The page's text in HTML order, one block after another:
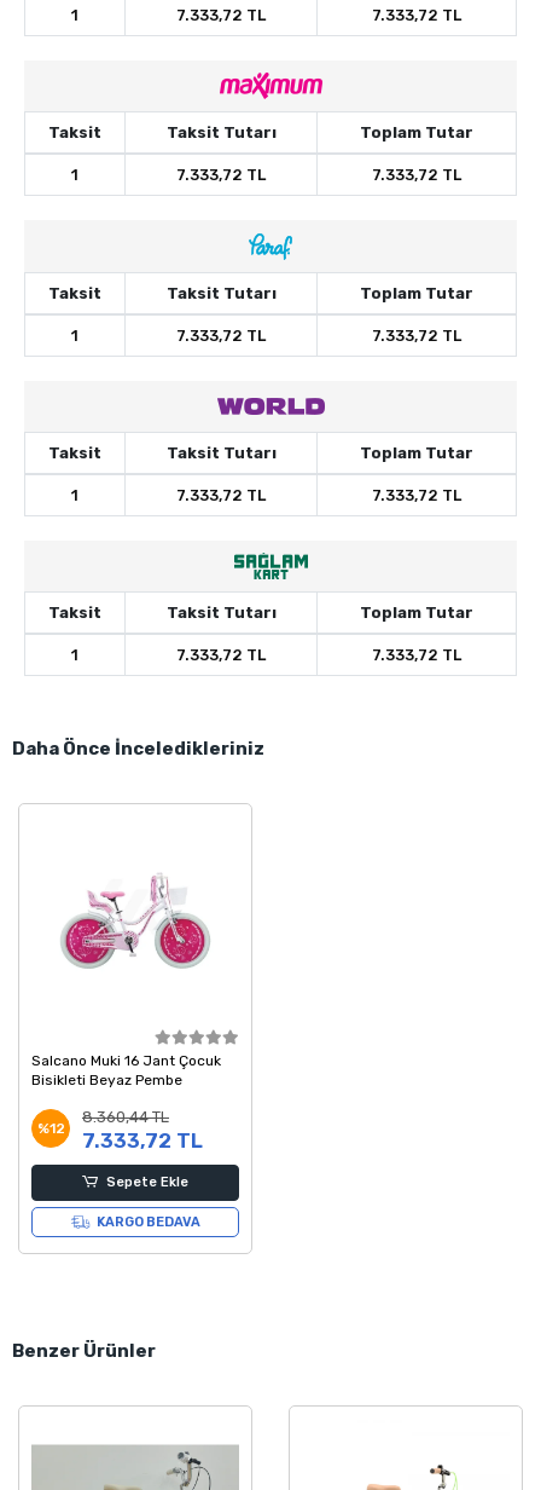
1 7.333,72 TL 7.333,72 TL
Taksit Taksit Tutarı Toplam Tutar
1 7.333,72 TL 7.333,72 TL
Taksit Taksit Tutarı Toplam Tutar
1 7.333,72 TL 7.333,72 TL
Taksit Taksit Tutarı Toplam Tutar
1 7.333,72 TL 7.333,72 TL
Taksit Taksit Tutarı Toplam Tutar
1 7.333,72 TL 7.333,72 TL
Daha Önce İnceledikleriniz
Salcano Muki 16 Jant Çocuk
Bisikleti Beyaz Pembe
%12
8.360,44 TL
7.333,72 TL
Sepete Ekle
KARGO BEDAVA
Benzer Ürünler